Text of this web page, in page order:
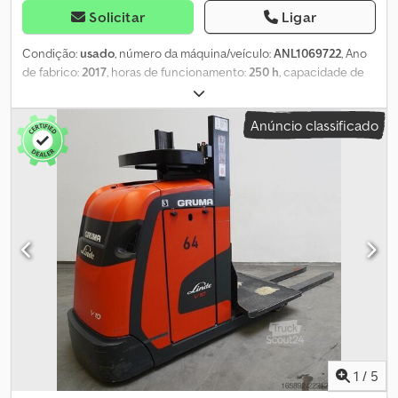
Solicitar Ligar
Condição:usado, número da máquina/veículo:ANL1069722, Ano
de fabrico:2017, horas de funcionamento:250 h, capacidade de
, altura de elevação:
mm, tipo de mastro:simplex, capacidade da bateria:500 Ah,
tensão da bateria:
, largura do suporte de garfos:560 mm,
comprimento do garfo:1 200 mm, peso em vazio:
total:2 530 mm , comprimento total: 1 670 mm
, combustível:eletricidade, - Aquamatic a bateria - Conector
de veículo REMA 160A - Troca lateral de bateria com rolos -
Diversos, 560 / 1200 mm - Porta-garfos - Estrutura de aço -
Proteção do mastro: policarbonato - Controle de acesso: chave
de ignição - Sistema de retenção: mecânico com liberação de
deslocamento elétrica - Chave de ignição, elevação principal
1910 mm Cedpfx Ahjzhpv Ij Rjrf - Elevação adicional 800 mm -
Altura de elevação com adicional 2710 mm - Altura total de
elevação 2775 mm - Altura do posto do operador 2110 mm - Altura
de preensão 3710 mm - Altura estendida 4170 mm - Largura 1200
mm - Função de operação com volante no lado do mastro -
Limitadores de inclinação - Totalmente manobrável - Altura de
Anúncio classificado
1 / 5